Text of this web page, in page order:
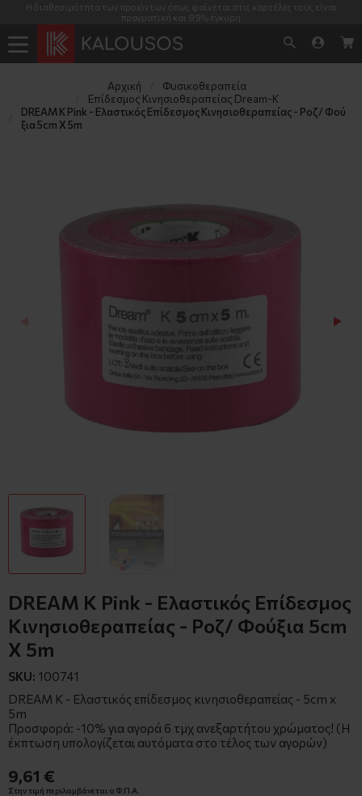
Η διαθεσιμότητα των προϊόντων όπως φαίνεται στις καρτέλες τους είναι
πραγματική και 99% έγκυρη
Αρχική
Φυσικοθεραπεία
Επίδεσμος Κινησιοθεραπείας Dream-K
DREAM K Pink - Ελαστικός Επίδεσμος Κινησιοθεραπείας - Ροζ/ Φού
ξια 5cm X 5m
DREAM K Pink - Ελαστικός Επίδεσμος
Κινησιοθεραπείας - Ροζ/ Φούξια 5cm
X 5m
SKU: 100741
DREAM K - Ελαστικός επίδεσμος κινησιοθεραπείας - 5cm x
5m
Προσφορά: -10% για αγορά 6 τμχ ανεξαρτήτου χρώματος! (Η
έκπτωση υπολογίζεται αυτόματα στο τέλος των αγορών)
9,61 €
Στην τιμή περιλαμβάνεται ο Φ.Π.Α.